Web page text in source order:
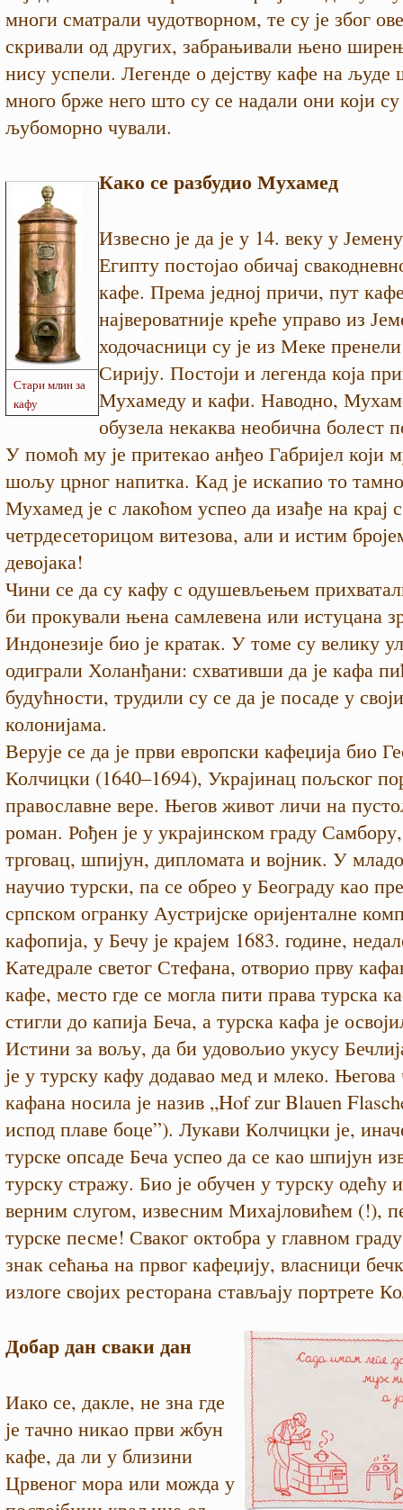
многи сматрали чудотворном, те су је због
скривали од других, забрањивали њено
нису успели. Легенде о дејству кафе на људе
много брже него што су се надали они који су
љубоморно чували.
Стари млин за
кафу
Како се разбудио Мухамед
Извесно је да је у 14. веку у
Египту постојао обичај
кафе. Према једној причи, пут
највероватније креће управо из
ходочасници су је из Меке
Сирију. Постоји и легенда која
Мухамеду и кафи. Наводно,
обузела некаква необична болест
У помоћ му је притекао анђео Габријел који
шољу црног напитка. Кад је искапио то
Мухамед је с лакоћом успео да изађе на крај с
четрдесеторицом витезова, али и истим
девојака!
Чини се да су кафу с одушевљењем
би прокували њена самлевена или истуцана
Индонезије био је кратак. У томе су велику
одиграли Холанђани: схвативши да је кафа
будућности, трудили су се да је посаде у
колонијама.
Верује се да је први европски кафеџија био
Колчицки (1640–1694), Украјинац пољског
православне вере. Његов живот личи на
роман. Рођен је у украјинском граду
трговац, шпијун, дипломата и војник. У
научио турски, па се обрео у Београду као
српском огранку Аустријске оријенталне
кафопија, у Бечу је крајем 1683. године,
Катедрале светог Стефана, отворио прву
кафе, место где се могла пити права турска
стигли до капија Беча, а турска кафа је
Истини за вољу, да би удовољио укусу
је у турску кафу додавао мед и млеко. Његова
кафана носила је назив „Hof zur Blauen
испод плаве боце”). Лукави Колчицки је,
турске опсаде Беча успео да се као шпијун
турску стражу. Био је обучен у турску одећу
верним слугом, извесним Михајловићем (!),
турске песме! Сваког октобра у главном
знак сећања на првог кафеџију, власници
излоге својих ресторана стављају портрете
Добар дан сваки дан
Иако се, дакле, не зна где
је тачно никао први жбун
кафе, да ли у близини
Црвеног мора или можда у